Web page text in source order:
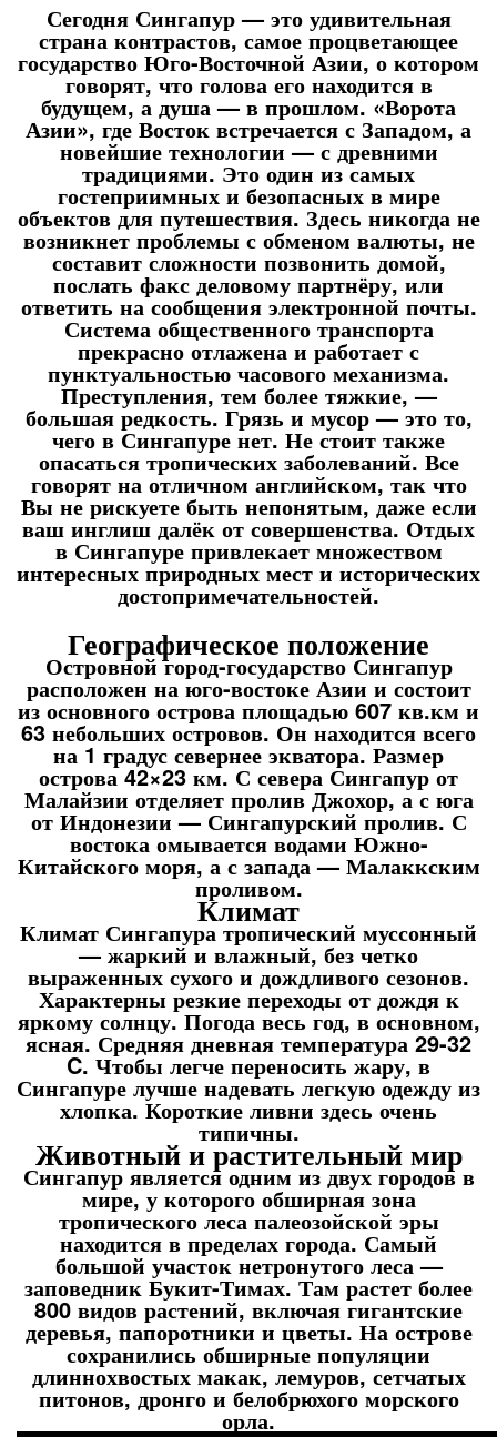
Сегодня Сингапур — это удивительная
страна контрастов, самое процветающее
государство Юго-Восточной Азии, о котором
говорят, что голова его находится в
будущем, а душа — в прошлом. «Ворота
Азии», где Восток встречается с Западом, а
новейшие технологии — с древними
традициями. Это один из самых
гостеприимных и безопасных в мире
объектов для путешествия. Здесь никогда не
возникнет проблемы с обменом валюты, не
составит сложности позвонить домой,
послать факс деловому партнёру, или
ответить на сообщения электронной почты.
Система общественного транспорта
прекрасно отлажена и работает с
пунктуальностью часового механизма.
Преступления, тем более тяжкие, —
большая редкость. Грязь и мусор — это то,
чего в Сингапуре нет. Не стоит также
опасаться тропических заболеваний. Все
говорят на отличном английском, так что
Вы не рискуете быть непонятым, даже если
ваш инглиш далёк от совершенства. Отдых
в Сингапуре привлекает множеством
интересных природных мест и исторических
достопримечательностей.
Географическое положение
Островной город-государство Сингапур
расположен на юго-востоке Азии и состоит
из основного острова площадью 607 кв.км и
63 небольших островов. Он находится всего
на 1 градус севернее экватора. Размер
острова 42×23 км. С севера Сингапур от
Малайзии отделяет пролив Джохор, а с юга
от Индонезии — Сингапурский пролив. С
востока омывается водами Южно-
Китайского моря, а с запада — Малаккским
проливом.
Климат
Климат Сингапура тропический муссонный
— жаркий и влажный, без четко
выраженных сухого и дождливого сезонов.
Характерны резкие переходы от дождя к
яркому солнцу. Погода весь год, в основном,
ясная. Средняя дневная температура 29-32
C. Чтобы легче переносить жару, в
Сингапуре лучше надевать легкую одежду из
хлопка. Короткие ливни здесь очень
типичны.
Животный и растительный мир
Сингапур является одним из двух городов в
мире, у которого обширная зона
тропического леса палеозойской эры
находится в пределах города. Самый
большой участок нетронутого леса —
заповедник Букит-Тимах. Там растет более
800 видов растений, включая гигантские
деревья, папоротники и цветы. На острове
сохранились обширные популяции
длиннохвостых макак, лемуров, сетчатых
питонов, дронго и белобрюхого морского
орла.